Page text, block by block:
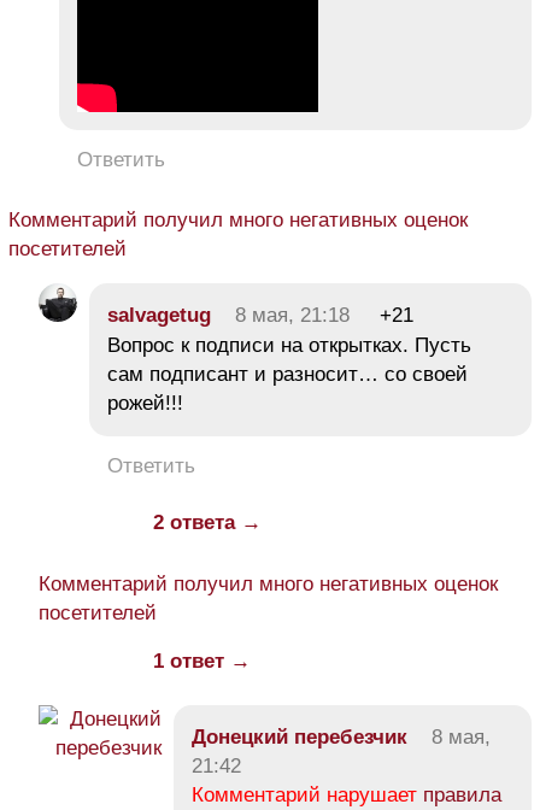
Ответить
Комментарий получил много негативных оценок
посетителей
salvagetug 8 мая, 21:18
+21
Вопрос к подписи на открытках. Пусть
сам подписант и разносит… со своей
рожей!!!
Ответить
2 ответа →
Комментарий получил много негативных оценок
посетителей
1 ответ →
Донецкий перебезчик
8 мая,
21:42
Комментарий нарушает правила